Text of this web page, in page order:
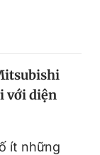
với diện
ít những